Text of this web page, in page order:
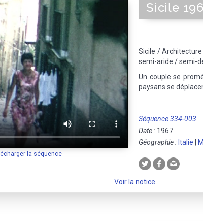
la séquence
Sicile
Sicile /
semi-aride / semi-
Un couple se
paysans se
Séquence 334-003
Date : 1967
Géographie : Italie
Voir la notice